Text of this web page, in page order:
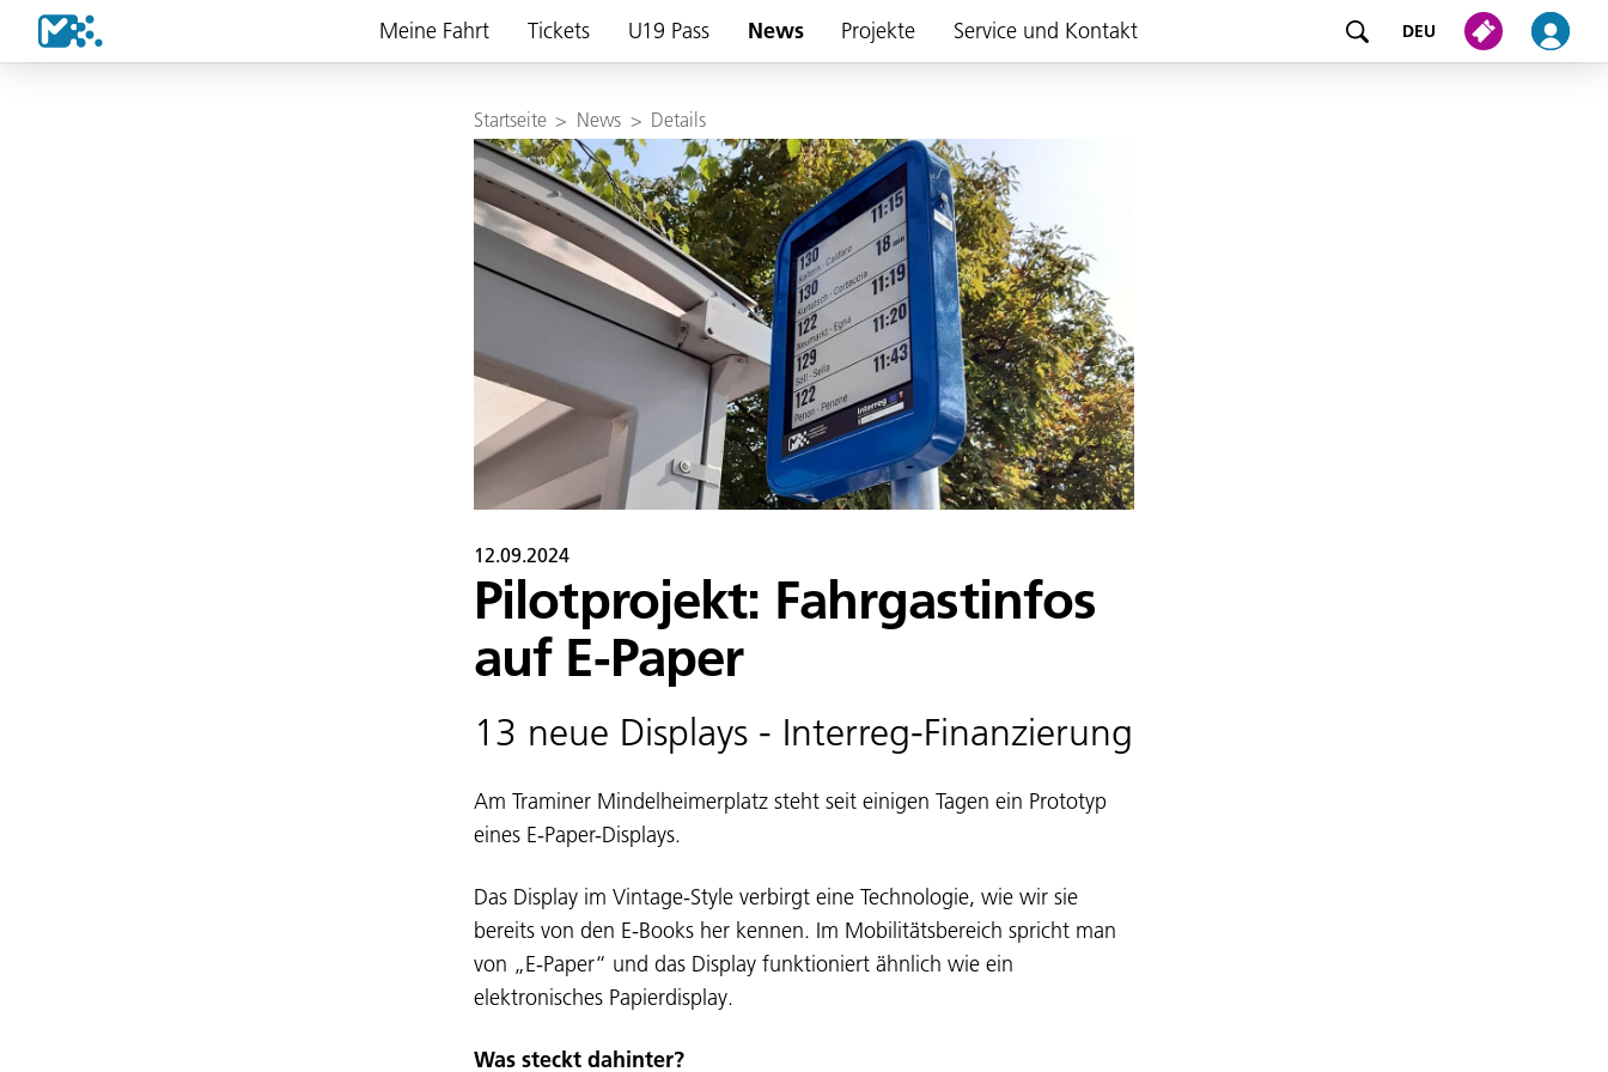
Meine Fahrt Tickets U19 Pass News Projekte Service und Kontakt DEU
Startseite > News > Details
12.09.2024
Pilotprojekt: Fahrgastinfos
auf E-Paper
13 neue Displays - Interreg-Finanzierung
Am Traminer Mindelheimerplatz steht seit einigen Tagen ein Prototyp
eines E-Paper-Displays.
Das Display im Vintage-Style verbirgt eine Technologie, wie wir sie
bereits von den E-Books her kennen. Im Mobilitätsbereich spricht man
von „E-Paper“ und das Display funktioniert ähnlich wie ein
elektronisches Papierdisplay.
Was steckt dahinter?